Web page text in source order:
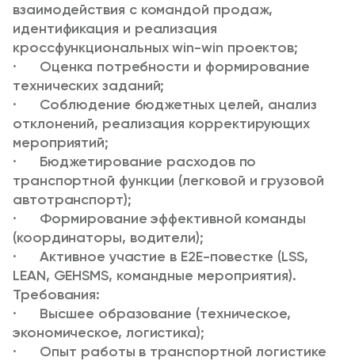
взаимодействия с командой продаж,
идентификация и реализация
кроссфункциональных win-win проектов;
· Оценка потребности и формирование
технических заданий;
· Соблюдение бюджетных целей, анализ
отклонений, реализация корректирующих
мероприятий;
· Бюджетирование расходов по
транспортной функции (легковой и грузовой
автотранспорт);
· Формирование эффективной команды
(координаторы, водители);
· Активное участие в E2E-повестке (LSS,
LEAN, GEHSMS, командные мероприятия).
Требования:
· Высшее образование (техническое,
экономическое, логистика);
· Опыт работы в транспортной логистике